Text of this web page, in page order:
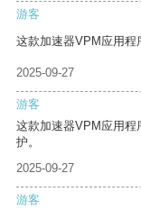
游客
这款加速器VPM应用程
2025-09-27
游客
这款加速器VPM应用程
护。
2025-09-27
游客